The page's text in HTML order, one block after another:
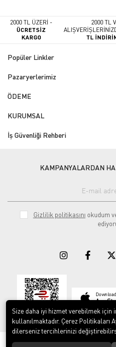
2000 TL ÜZERİ -
ÜCRETSİZ
KARGO
2000 TL
TL
Popüler Linkler
Pazaryerlerimiz
ÖDEME
KURUMSAL
İş Güvenliği Rehberi
KAMPANYALARDAN
Gizlilik politikasını okudum
App
© 2023ERY İş Güvenliği
Size daha iyi hizmet verebilmek
kullanılmaktadır. Çerez Politikaları
dilerseniz tercihlerinizi